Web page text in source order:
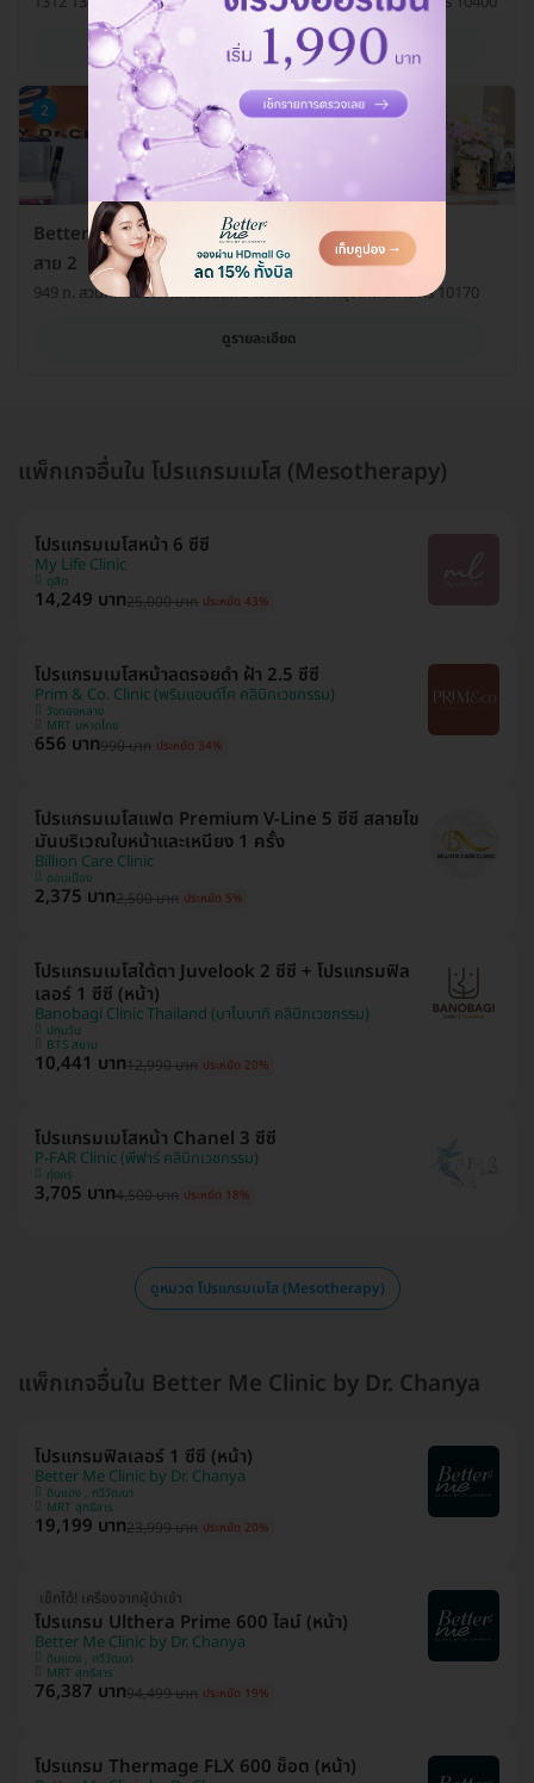
ดูรายละเอียด
2
Better Me Clinic by Dr. Chanya สาขาตลาดสดธนบุรี
สาย 2
949 ถ. สวนผัก แขวงศาลาธรรมสพน์ เขตทวีวัฒนา กรุงเทพมหานคร 10170
ดูรายละเอียด
แพ็กเกจอื่นใน โปรแกรมเมโส (Mesotherapy)
โปรแกรมเมโสหน้า 6 ซีซี
My Life Clinic
ดุสิต
14,249 บาท25,000 บาท ประหยัด 43%
โปรแกรมเมโสหน้าลดรอยดำ ฝ้า 2.5 ซีซี
Prim & Co. Clinic (พริมแอนด์โค คลินิกเวชกรรม)
วังทองหลาง
MRT มหาดไทย
656 บาท990 บาท ประหยัด 34%
โปรแกรมเมโสแฟต Premium V-Line 5 ซีซี สลายไข
มันบริเวณใบหน้าและเหนียง 1 ครั้ง
Billion Care Clinic
ดอนเมือง
2,375 บาท2,500 บาท ประหยัด 5%
โปรแกรมเมโสใต้ตา Juvelook 2 ซีซี + โปรแกรมฟิล
เลอร์ 1 ซีซี (หน้า)
Banobagi Clinic Thailand (บาโนบากิ คลินิกเวชกรรม)
ปทุมวัน
BTS สยาม
10,441 บาท12,990 บาท ประหยัด 20%
โปรแกรมเมโสหน้า Chanel 3 ซีซี
P-FAR Clinic (พีฟาร์ คลินิกเวชกรรม)
ทุ่งครุ
3,705 บาท4,500 บาท ประหยัด 18%
ดูหมวด โปรแกรมเมโส (Mesotherapy)
แพ็กเกจอื่นใน Better Me Clinic by Dr. Chanya
โปรแกรมฟิลเลอร์ 1 ซีซี (หน้า)
Better Me Clinic by Dr. Chanya
ดินแดง , ทวีวัฒนา
MRT สุทธิสาร
19,199 บาท23,999 บาท ประหยัด 20%
เช็กได้! เครื่องจากผู้นำเข้า
โปรแกรม Ulthera Prime 600 ไลน์ (หน้า)
Better Me Clinic by Dr. Chanya
ดินแดง , ทวีวัฒนา
MRT สุทธิสาร
76,387 บาท94,499 บาท ประหยัด 19%
โปรแกรม Thermage FLX 600 ช็อต (หน้า)